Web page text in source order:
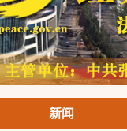
新闻